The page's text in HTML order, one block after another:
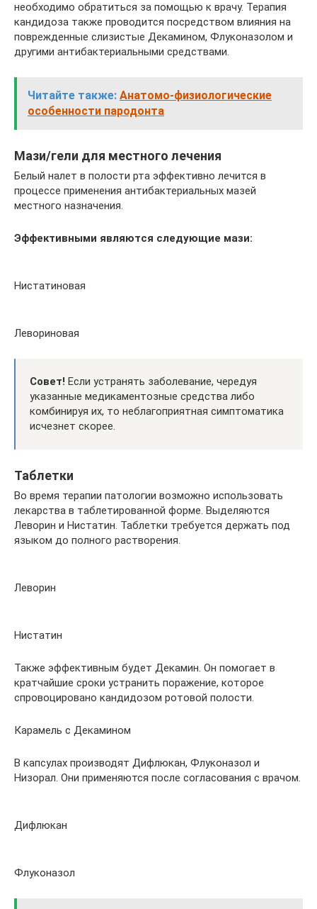
необходимо обратиться за помощью к врачу. Терапия
кандидоза также проводится посредством влияния на
поврежденные слизистые Декамином, Флуконазолом и
другими антибактериальными средствами.
Читайте также: Анатомо-физиологические
особенности пародонта
Мази/гели для местного лечения
Белый налет в полости рта эффективно лечится в
процессе применения антибактериальных мазей
местного назначения.
Эффективными являются следующие мази:
Нистатиновая
Левориновая
Совет! Если устранять заболевание, чередуя
указанные медикаментозные средства либо
комбинируя их, то неблагоприятная симптоматика
исчезнет скорее.
Таблетки
Во время терапии патологии возможно использовать
лекарства в таблетированной форме. Выделяются
Леворин и Нистатин. Таблетки требуется держать под
языком до полного растворения.
Леворин
Нистатин
Также эффективным будет Декамин. Он помогает в
кратчайшие сроки устранить поражение, которое
спровоцировано кандидозом ротовой полости.
Карамель с Декамином
В капсулах производят Дифлюкан, Флуконазол и
Низорал. Они применяются после согласования с врачом.
Дифлюкан
Флуконазол